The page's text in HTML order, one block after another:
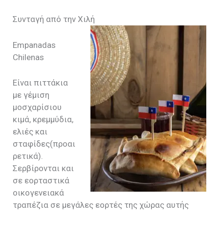
Συνταγή από την Χιλή
Empanadas
Chilenas
Είναι πιττάκια
με γέμιση
μοσχαρίσιου
κιμά, κρεμμύδια,
ελιές και
σταφίδες(προαι
ρετικά).
Σερβίρονται και
σε εορταστικά
οικογενειακά
τραπέζια σε μεγάλες εορτές της χώρας αυτής